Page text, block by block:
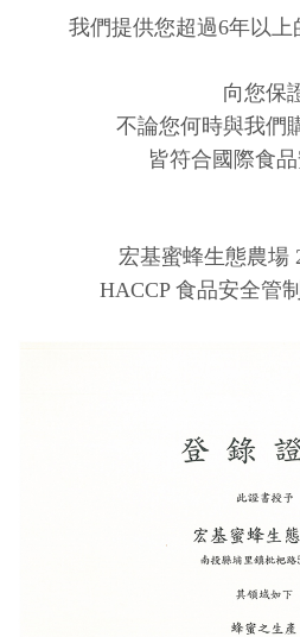
我們提供您超過6年以上
向您保
不論您何時與我們
皆符合國際食
宏基蜜蜂生態農場
HACCP 食品安全管